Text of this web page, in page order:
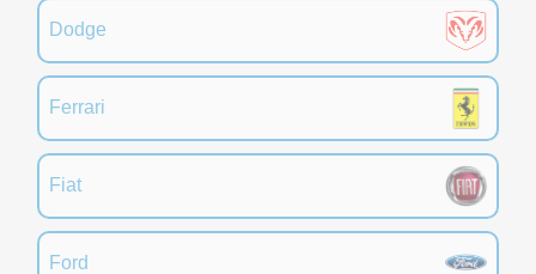
Dodge
Ferrari
Fiat
Ford